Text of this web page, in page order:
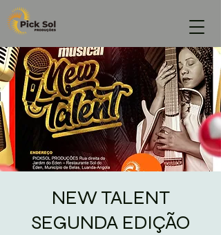
NEW TALENT
SEGUNDA EDIÇÃO